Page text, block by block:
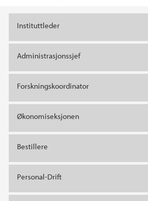
Hovedinnhold
Instituttleder
Administrasjonssjef
Forskningskoordinator
Økonomiseksjonen
Bestillere
Personal-Drift